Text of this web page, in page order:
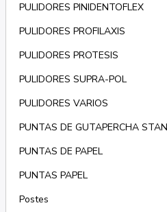
PULIDORES PINIDENTOFLEX
PULIDORES PROFILAXIS
PULIDORES PROTESIS
PULIDORES SUPRA-POL
PULIDORES VARIOS
PUNTAS DE GUTAPERCHA
PUNTAS DE PAPEL
PUNTAS PAPEL
Postes